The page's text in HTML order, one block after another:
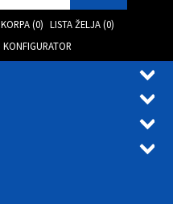
KORPA (0) LISTA ŽELJA (0)
KONFIGURATOR